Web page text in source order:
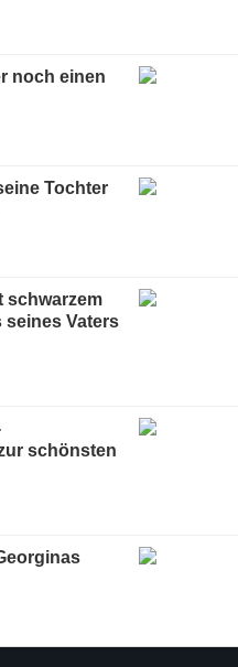
noch einen
Tochter
schwarzem
seines Vaters
schönsten